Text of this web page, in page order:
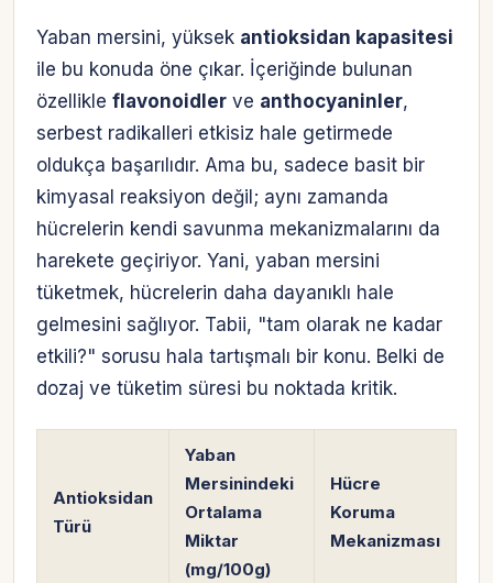
Yaban mersini, yüksek antioksidan kapasitesi
ile bu konuda öne çıkar. İçeriğinde bulunan
özellikle flavonoidler ve anthocyaninler,
serbest radikalleri etkisiz hale getirmede
oldukça başarılıdır. Ama bu, sadece basit bir
kimyasal reaksiyon değil; aynı zamanda
hücrelerin kendi savunma mekanizmalarını da
harekete geçiriyor. Yani, yaban mersini
tüketmek, hücrelerin daha dayanıklı hale
gelmesini sağlıyor. Tabii, "tam olarak ne kadar
etkili?" sorusu hala tartışmalı bir konu. Belki de
dozaj ve tüketim süresi bu noktada kritik.
Antioksidan
Türü
Yaban
Mersinindeki
Ortalama
Miktar
(mg/100g)
Hücre
Koruma
Mekanizması